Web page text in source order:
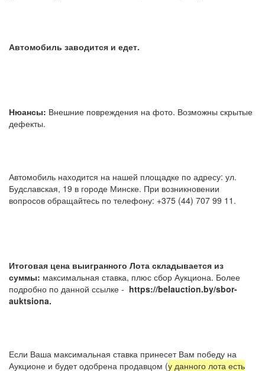
Автомобиль заводится и едет.
Нюансы: Внешние повреждения на фото. Возможны скрытые
дефекты.
Автомобиль находится на нашей площадке по адресу: ул.
Будславская, 19 в городе Минске. При возникновении
вопросов обращайтесь по телефону: +375 (44) 707 99 11.
Итоговая цена выигранного Лота складывается из
суммы: максимальная ставка, плюс сбор Аукциона. Более
подробно по данной ссылке - https://belauction.by/sbor-
auktsiona.
Если Ваша максимальная ставка принесет Вам победу на
Аукционе и будет одобрена продавцом (у данного лота есть